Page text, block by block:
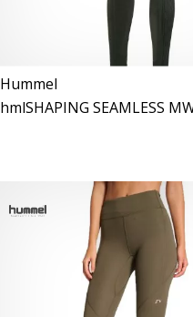
Hummel
hmlSHAPING SEAMLESS
XS